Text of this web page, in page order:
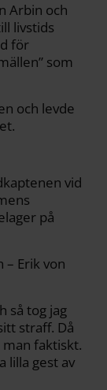
Arbin och
livstids
för
som
och levde
vid
på
– Erik von
så tog jag
straff. Då
faktiskt.
lilla gest av